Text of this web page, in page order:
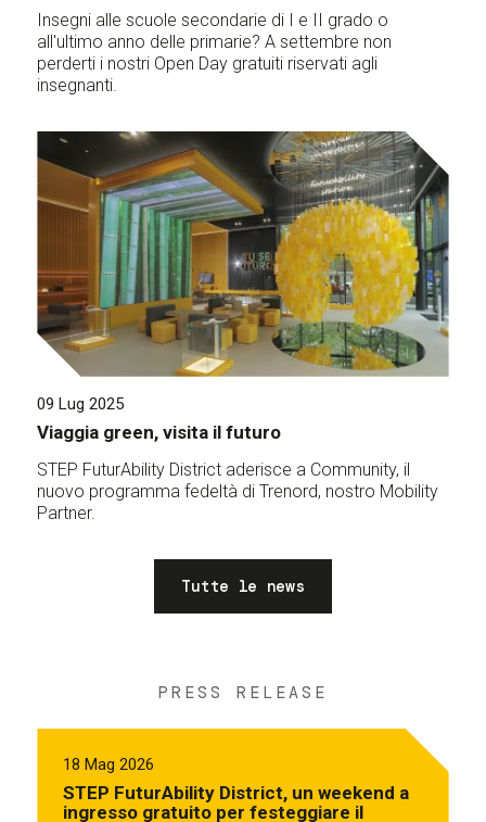
Insegni alle scuole secondarie di I e II grado o
all'ultimo anno delle primarie? A settembre non
perderti i nostri Open Day gratuiti riservati agli
insegnanti.
09 Lug 2025
Viaggia green, visita il futuro
STEP FuturAbility District aderisce a Community, il
nuovo programma fedeltà di Trenord, nostro Mobility
Partner.
Tutte le news
PRESS RELEASE
18 Mag 2026
STEP FuturAbility District, un weekend a
ingresso gratuito per festeggiare il